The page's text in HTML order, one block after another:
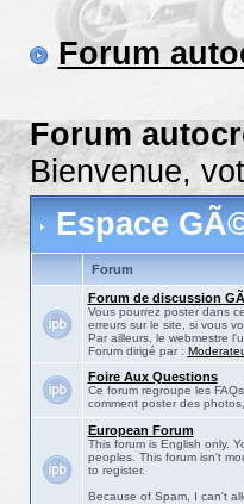
Forum
Forum
Bienvenue,
Espace
Forum
Forum de discussion
Vous pourrez poster dans
erreurs sur le site, si vous
Par ailleurs, le webmestre
Forum dirigé par :
Foire Aux Questions
Ce forum regroupe les
comment poster des photos,
European Forum
This forum is English only.
peoples. This forum isn't
to register.
Because of Spam, I can't